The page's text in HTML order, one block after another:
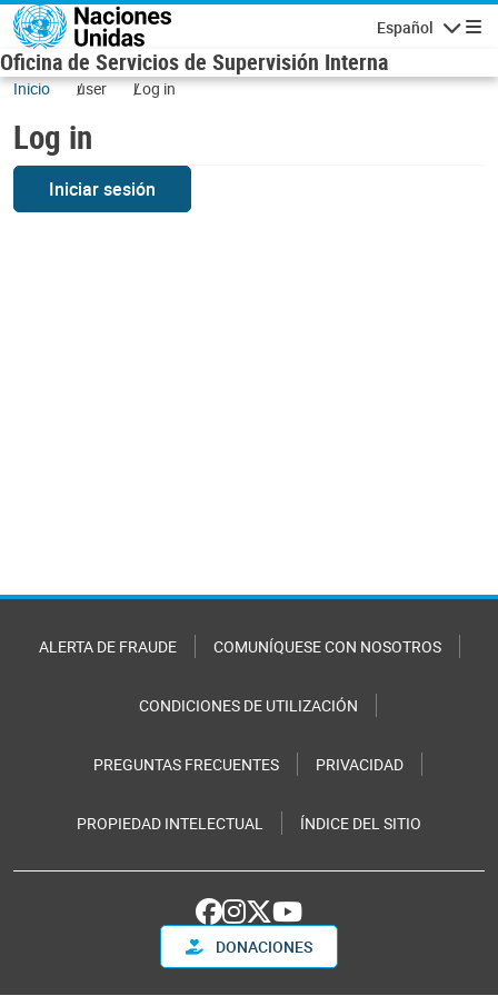
Skip to main content
Español
Oficina de Servicios de Supervisión Interna
Inicio user Log in
Log in
Iniciar sesión
ALERTA DE FRAUDE COMUNÍQUESE CON NOSOTROS
CONDICIONES DE UTILIZACIÓN
PREGUNTAS FRECUENTES PRIVACIDAD
PROPIEDAD INTELECTUAL ÍNDICE DEL SITIO
DONACIONES